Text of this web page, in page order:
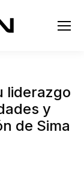
liderazgo
y
de Sima